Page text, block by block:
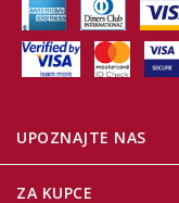
UPOZNAJTE NAS
ZA KUPCE